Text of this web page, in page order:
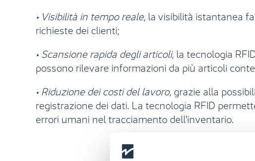
• Visibilità in tempo reale, la visibilità istantanea
richieste dei clienti;
• Scansione rapida degli articoli, la tecnologia
possono rilevare informazioni da più articoli
• Riduzione dei costi del lavoro, grazie alla
registrazione dei dati. La tecnologia RFID
errori umani nel tracciamento dell'inventario.